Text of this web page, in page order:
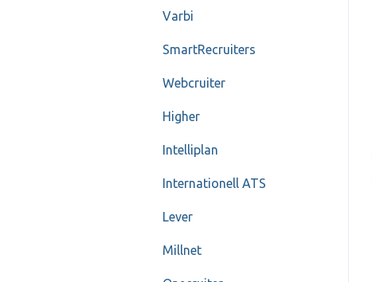
Varbi
SmartRecruiters
Webcruiter
Higher
Intelliplan
Internationell ATS
Lever
Millnet